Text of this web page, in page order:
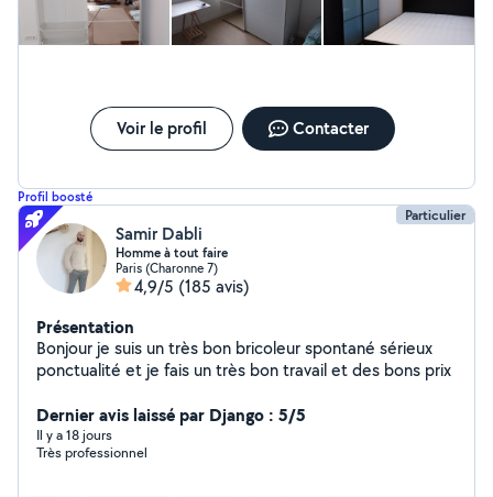
Voir le profil Contacter
Profil boosté
Particulier
Samir Dabli
Homme à tout faire
Paris (Charonne 7)
4,9/5 (185 avis)
Présentation
Bonjour je suis un très bon bricoleur spontané sérieux
ponctualité et je fais un très bon travail et des bons prix
Dernier avis laissé par Django : 5/5
Il y a 18 jours
Très professionnel